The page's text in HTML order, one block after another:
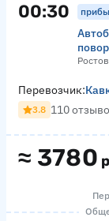
00:30
≈ 3780
Перевозчик:
3.8 110